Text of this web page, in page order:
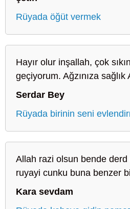
Rüyada öğüt vermek
Hayır olur inşallah, çok
geçiyorum. Ağzınıza sağlık
Serdar Bey
Rüyada birinin seni
Allah razi olsun bende
ruyayi cunku buna benzer
Kara sevdam